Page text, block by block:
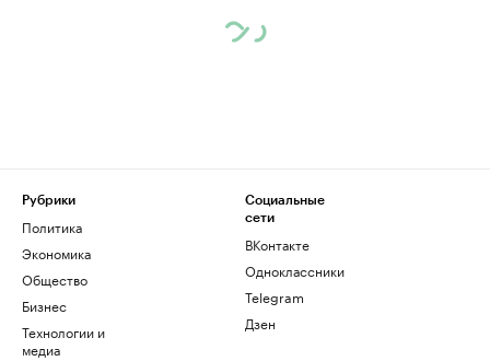
Рубрики
Политика
Экономика
Общество
Бизнес
Технологии и
медиа
Социальные
сети
ВКонтакте
Одноклассники
Telegram
Дзен